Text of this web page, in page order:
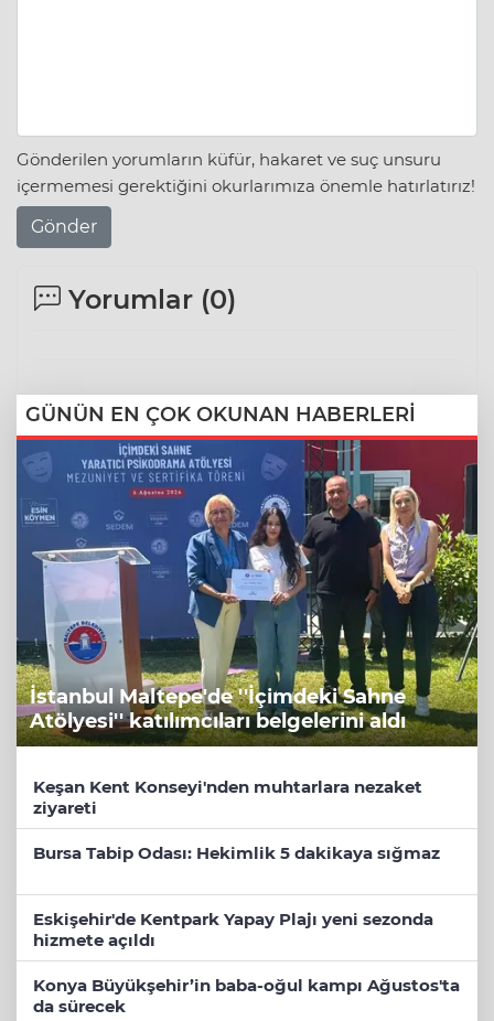
Gönderilen yorumların küfür, hakaret ve suç unsuru
içermemesi gerektiğini okurlarımıza önemle hatırlatırız!
Gönder
Yorumlar (0)
GÜNÜN EN ÇOK OKUNAN HABERLERİ
İstanbul Maltepe'de ''İçimdeki Sahne
Atölyesi'' katılımcıları belgelerini aldı
Keşan Kent Konseyi'nden muhtarlara nezaket
ziyareti
Bursa Tabip Odası: Hekimlik 5 dakikaya sığmaz
Eskişehir'de Kentpark Yapay Plajı yeni sezonda
hizmete açıldı
Konya Büyükşehir’in baba-oğul kampı Ağustos'ta
da sürecek